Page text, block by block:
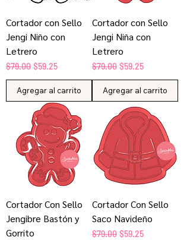
Cortador con Sello
Jengi Niño con
Letrero
Precio
$79.00 Precio de oferta
$59.25
Agregar al carrito
Cortador con Sello
Jengi Niña con
Letrero
Precio
$79.00 Precio de oferta
$59.25
Agregar al carrito
Cortador Con Sello
Jengibre Bastón y
Gorrito
Cortador Con Sello
Saco Navideño
Precio
$79.00 Precio de oferta
$59.25